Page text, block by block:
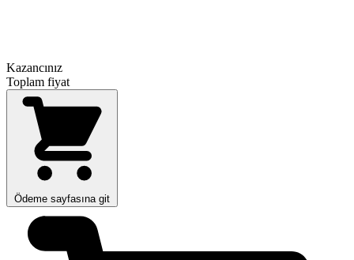
Kazancınız
Toplam fiyat
Ödeme sayfasına git